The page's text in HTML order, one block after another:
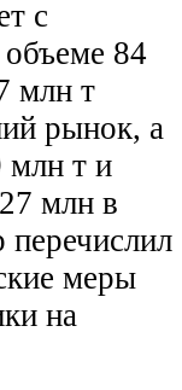
с
объеме 84
млн т
рынок, а
млн т и
млн в
меры
на